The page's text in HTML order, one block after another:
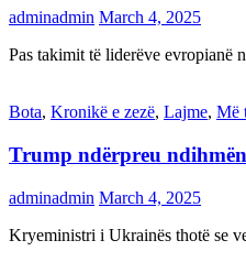
adminadmin March 4, 2025
Pas takimit të liderëve evropianë
Bota, Kronikë e zezë, Lajme, Më
Trump ndërpreu
adminadmin March 4, 2025
Kryeministri i Ukrainës thotë se